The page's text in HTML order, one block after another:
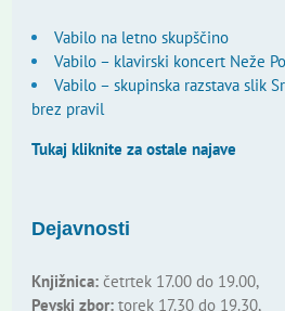
Vabilo na letno skupščino
Vabilo – klavirski koncert Neže
Vabilo – skupinska razstava slik
brez pravil
Tukaj kliknite za ostale najave
Dejavnosti
Knjižnica:četrtek 17.00 do 19.00,
Pevski zbor:torek 17.30 do 19.30,